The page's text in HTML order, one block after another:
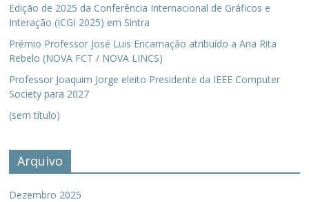
Edição de 2025 da Conferência Internacional de Gráficos e
Interação (ICGI 2025) em Sintra
Prémio Professor José Luis Encarnação atribuído a Ana Rita
Rebelo (NOVA FCT / NOVA LINCS)
Professor Joaquim Jorge eleito Presidente da IEEE Computer
Society para 2027
(sem título)
Arquivo
Dezembro 2025